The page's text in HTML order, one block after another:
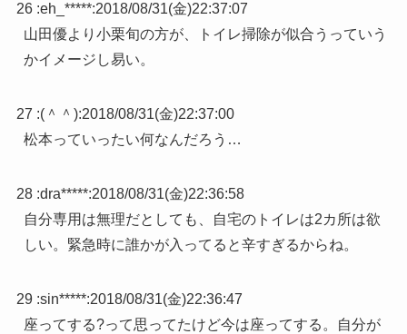
26 :eh_*****:2018/08/31(金)22:37:07
山田優より小栗旬の方が、トイレ掃除が似合うっていう
かイメージし易い。
27 :(＾＾):2018/08/31(金)22:37:00
松本っていったい何なんだろう…
28 :dra*****:2018/08/31(金)22:36:58
自分専用は無理だとしても、自宅のトイレは2カ所は欲
しい。緊急時に誰かが入ってると辛すぎるからね。
29 :sin*****:2018/08/31(金)22:36:47
座ってする?って思ってたけど今は座ってする。自分が